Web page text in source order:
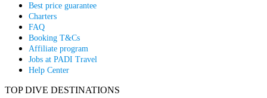
Best price guarantee
Charters
FAQ
Booking T&Cs
Affiliate program
Jobs at PADI Travel
Help Center
TOP DIVE DESTINATIONS